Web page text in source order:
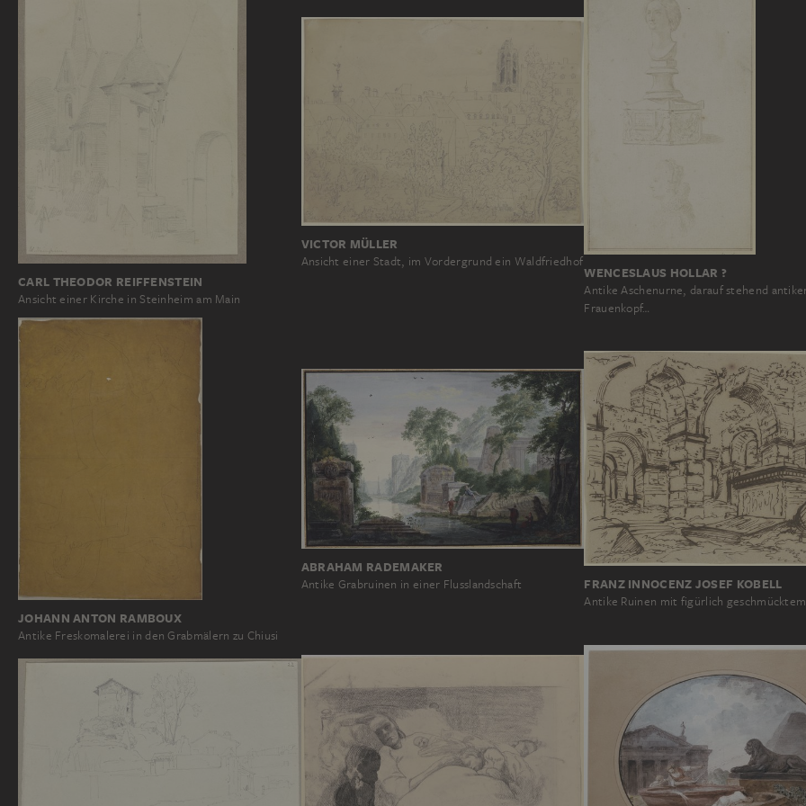
CARL THEODOR REIFFENSTEIN
Ansicht einer Kirche in Steinheim am Main
VICTOR MÜLLER
Ansicht einer Stadt, im Vordergrund ein Waldfriedhof
WENCESLAUS HOLLAR ?
Antike Aschenurne, darauf stehend
Frauenkopf…
JOHANN ANTON RAMBOUX
Antike Freskomalerei in den Grabmälern zu Chiusi
ABRAHAM RADEMAKER
Antike Grabruinen in einer Flusslandschaft FRANZ INNOCENZ JOSEF KOBELL
Antike Ruinen mit figürlich